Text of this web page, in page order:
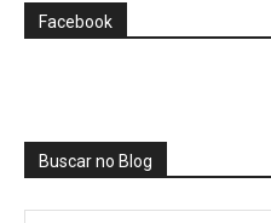
Facebook
Buscar no Blog